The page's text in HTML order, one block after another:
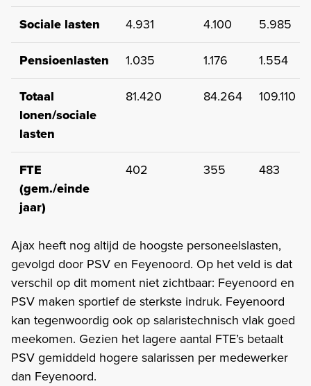
Sociale lasten 4.931 4.100
5.985
Pensioenlasten
1.035 1.176
1.554
Totaal
lonen/sociale
lasten
81.420 84.264 109.110
FTE
(gem./einde
jaar)
402 355 483
Ajax heeft nog altijd de hoogste personeelslasten,
gevolgd door PSV en Feyenoord. Op het veld is dat
verschil op dit moment niet zichtbaar: Feyenoord en
PSV maken sportief de sterkste indruk. Feyenoord
kan tegenwoordig ook op salaristechnisch vlak goed
meekomen. Gezien het lagere aantal FTE’s betaalt
PSV gemiddeld hogere salarissen per medewerker
dan Feyenoord.